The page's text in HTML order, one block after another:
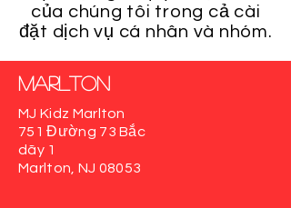
của chúng tôi trong cả cài
đặt dịch vụ cá nhân và nhóm.
Marlton
MJ Kidz Marlton
751 Đường 73 Bắc
dãy 1
Marlton, NJ 08053